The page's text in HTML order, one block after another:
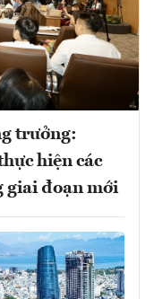
trưởng:
hiện các
giai đoạn mới